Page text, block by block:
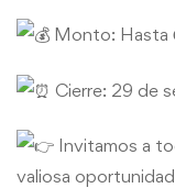
Monto: Hasta
Cierre: 29 de
Invitamos a
valiosa